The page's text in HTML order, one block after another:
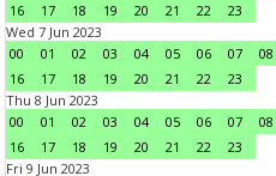
16
17 18 19 20 21 22
23
Wed 7 Jun 2023
00
01 02 03 04 05 06 07 08
16
17 18 19 20 21 22
23
Thu 8 Jun 2023
00
01 02 03 04 05 06 07 08
16
17 18 19 20 21 22
23
Fri 9 Jun 2023